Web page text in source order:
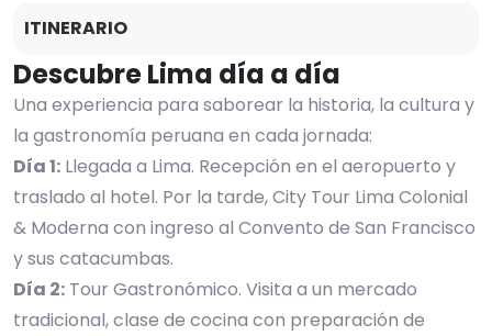
ITINERARIO
Descubre Lima día a día
Una experiencia para saborear la historia, la cultura y
la gastronomía peruana en cada jornada:
Día 1: Llegada a Lima. Recepción en el aeropuerto y
traslado al hotel. Por la tarde, City Tour Lima Colonial
& Moderna con ingreso al Convento de San Francisco
y sus catacumbas.
Día 2: Tour Gastronómico. Visita a un mercado
tradicional, clase de cocina con preparación de